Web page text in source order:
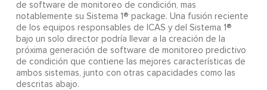
de software de monitoreo de condición, mas
notablemente su Sistema 1® package. Una fusión reciente
de los equipos responsables de ICAS y del Sistema 1®
bajo un solo director podría llevar a la creación de la
próxima generación de software de monitoreo predictivo
de condición que contiene las mejores características de
ambos sistemas, junto con otras capacidades como las
descritas abajo.